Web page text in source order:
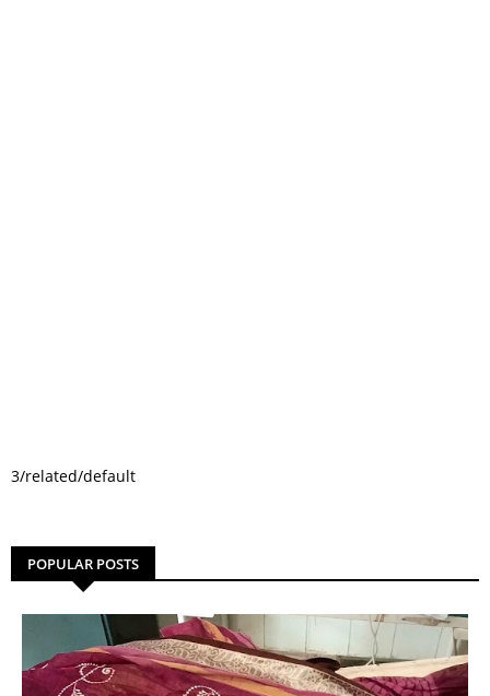
3/related/default
POPULAR POSTS